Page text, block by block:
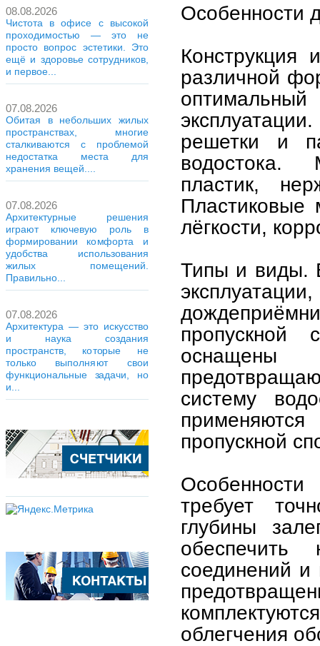
08.08.2026
Чистота в офисе с высокой
проходимостью — это не
просто вопрос эстетики. Это
ещё и здоровье сотрудников,
и первое...
07.08.2026
Обитая в небольших жилых
пространствах, многие
сталкиваются с проблемой
недостатка места для
хранения вещей....
07.08.2026
Архитектурные решения
играют ключевую роль в
формировании комфорта и
удобства использования
жилых помещений.
Правильно...
07.08.2026
Архитектура — это искусство
и наука создания
пространств, которые не
только выполняют свои
функциональные задачи, но
и...
Особенности
различной
решетки и
водостока.
пластик,
Пластиковые
лёгкости,
Типы и виды.
пропускной
систему
пропускной
требует
глубины
обеспечить
соединений
облегчения